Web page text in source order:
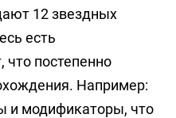
12 звездных
есть
что постепенно
Например:
и модификаторы, что